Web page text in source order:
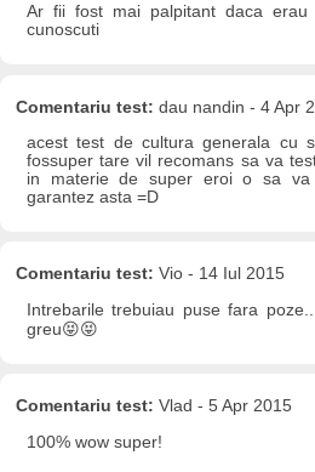
Ar fii fost mai palpitant daca erau
cunoscuti
Comentariu test: dau nandin - 4 Apr
acest test de cultura generala cu
fossuper tare vil recomans sa va
in materie de super eroi o sa
garantez asta =D
Comentariu test: Vio - 14 Iul 2015
Intrebarile trebuiau puse fara
greu😝😝
Comentariu test: Vlad - 5 Apr 2015
100% wow super!